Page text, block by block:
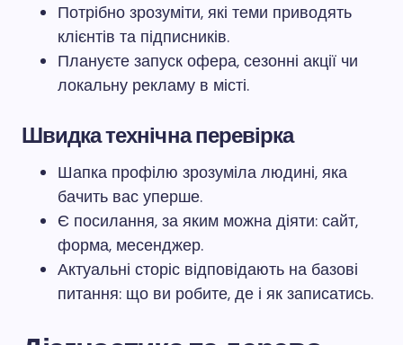
Потрібно зрозуміти, які теми приводять
клієнтів та підписників.
Плануєте запуск офера, сезонні акції чи
локальну рекламу в місті.
Швидка технічна перевірка
Шапка профілю зрозуміла людині, яка
бачить вас уперше.
Є посилання, за яким можна діяти: сайт,
форма, месенджер.
Актуальні сторіс відповідають на базові
питання: що ви робите, де і як записатись.